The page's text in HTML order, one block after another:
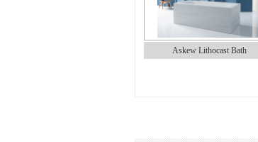
Askew Lithocast Bath